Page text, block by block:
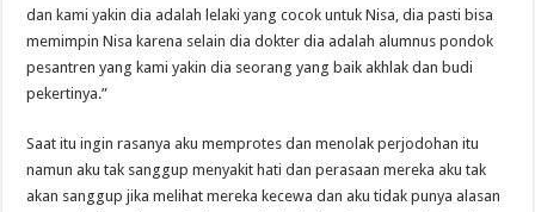
dan kami yakin dia adalah lelaki yang cocok untuk Nisa, dia pasti bisa
memimpin Nisa karena selain dia dokter dia adalah alumnus pondok
pesantren yang kami yakin dia seorang yang baik akhlak dan budi
pekertinya.”
Saat itu ingin rasanya aku memprotes dan menolak perjodohan itu
namun aku tak sanggup menyakit hati dan perasaan mereka aku tak
akan sanggup jika melihat mereka kecewa dan aku tidak punya alasan